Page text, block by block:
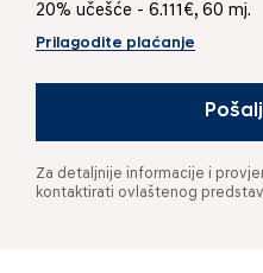
20% učešće - 6.111€, 60 mj.
Prilagodite plaćanje
Za detaljnije informacije i
kontaktirati ovlaštenog